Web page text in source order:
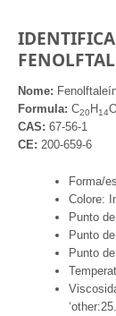
Nome:
Formula: C20H 14
CAS: 67-56-1
CE: 200-659-6
Forma/
Colore:
Punto
Punto
Punto